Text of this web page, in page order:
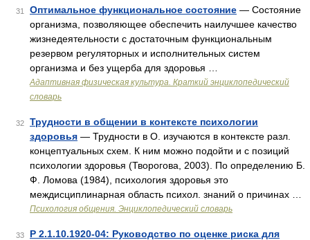
31 Оптимальное функциональное состояние — Состояние
организма, позволяющее обеспечить наилучшее качество
жизнедеятельности с достаточным функциональным
резервом регуляторных и исполнительных систем
организма и без ущерба для здоровья …
Адаптивная физическая культура. Краткий энциклопедический
словарь
32
Трудности в общении в контексте психологии
здоровья — Трудности в О. изучаются в контексте разл.
концептуальных схем. К ним можно подойти и с позиций
психологии здоровья (Творогова, 2003). По определению Б.
Ф. Ломова (1984), психология здоровья это
междисциплинарная область психол. знаний о причинах …
Психология общения. Энциклопедический словарь
33
Р 2.1.10.1920-04: Руководство по оценке риска для